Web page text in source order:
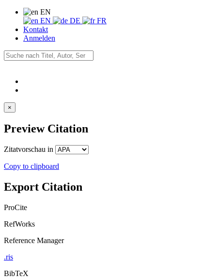
EN
EN
DE
FR
Kontakt
Anmelden
×
Preview Citation
Zitatvorschau in
Copy to clipboard
Export Citation
ProCite
RefWorks
Reference Manager
.ris
BibTeX